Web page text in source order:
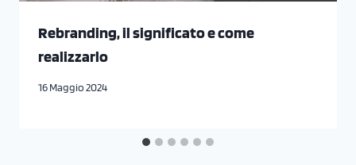
Rebranding, il significato e come
realizzarlo
16 Maggio 2024